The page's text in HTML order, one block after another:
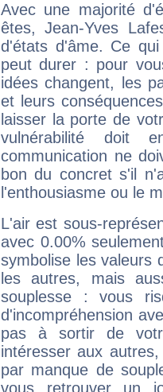
Avec une majorité
êtes, Jean-Yves
d'états d'âme. Ce
peut durer : pour
idées changent, les
et leurs
laisser la porte de
vulnérabilité doit
communication ne
bon du concret s'il
l'enthousiasme ou le
L'air est sous-
avec 0.00%
symbolise les valeurs
les autres, mais
souplesse : vous
d'incompréhension
pas à sortir de
intéresser aux
par manque de
vous retrouver un